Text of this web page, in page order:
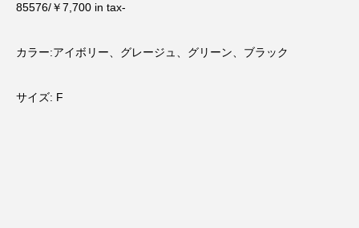
85576/￥7,700 in tax-
カラー:アイボリー、グレージュ、グリーン、ブラック
サイズ: F